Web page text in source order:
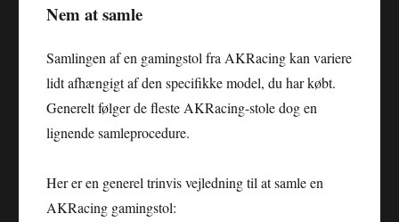
Nem at samle
Samlingen af en gamingstol fra AKRacing kan variere
lidt afhængigt af den specifikke model, du har købt.
Generelt følger de fleste AKRacing-stole dog en
lignende samleprocedure.
Her er en generel trinvis vejledning til at samle en
AKRacing gamingstol: